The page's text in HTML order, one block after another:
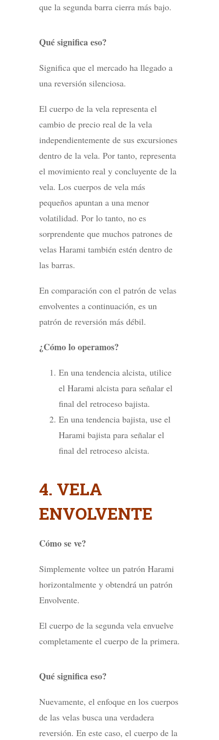
que la segunda barra cierra más bajo.
Qué significa eso?
Significa que el mercado ha llegado a
una reversión silenciosa.
El cuerpo de la vela representa el
cambio de precio real de la vela
independientemente de sus excursiones
dentro de la vela. Por tanto, representa
el movimiento real y concluyente de la
vela. Los cuerpos de vela más
pequeños apuntan a una menor
volatilidad. Por lo tanto, no es
sorprendente que muchos patrones de
velas Harami también estén dentro de
las barras.
En comparación con el patrón de velas
envolventes a continuación, es un
patrón de reversión más débil.
¿Cómo lo operamos?
En una tendencia alcista, utilice
el Harami alcista para señalar el
final del retroceso bajista.
En una tendencia bajista, use el
Harami bajista para señalar el
final del retroceso alcista.
4. VELA
ENVOLVENTE
Cómo se ve?
Simplemente voltee un patrón Harami
horizontalmente y obtendrá un patrón
Envolvente.
El cuerpo de la segunda vela envuelve
completamente el cuerpo de la primera.
Qué significa eso?
Nuevamente, el enfoque en los cuerpos
de las velas busca una verdadera
reversión. En este caso, el cuerpo de la